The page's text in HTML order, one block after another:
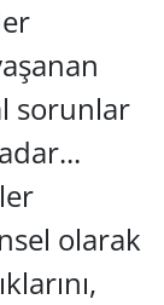
sorunlar
olarak